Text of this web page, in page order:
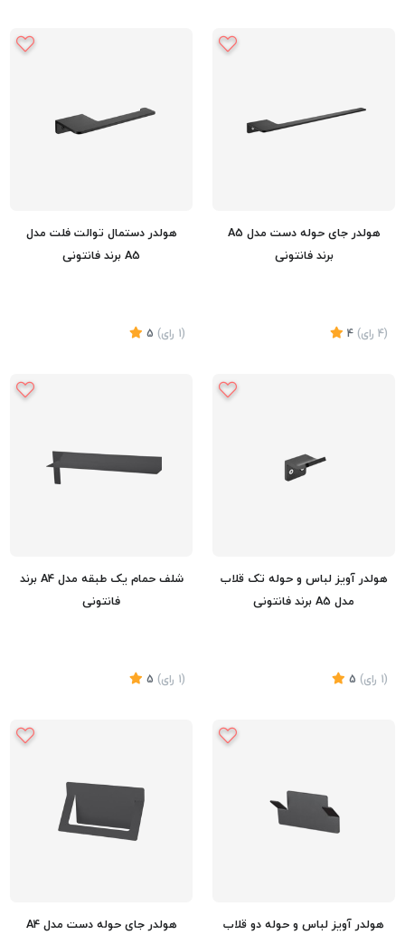
هولدر جای حوله دست مدل A5
برند فانتونی
(4 رای)
4
هولدر دستمال توالت فلت مدل
A5 برند فانتونی
(1 رای)
5
هولدر آویز لباس و حوله تک قلاب
مدل A5 برند فانتونی
(1 رای)
5
شلف حمام یک طبقه مدل A4 برند
فانتونی
تماس بگیرید
(1 رای)
5
هولدر آویز لباس و حوله دو قلاب
هولدر جای حوله دست مدل A4